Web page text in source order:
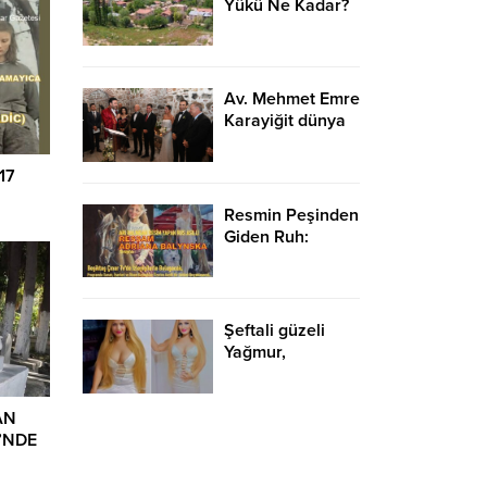
Yükü Ne Kadar?
Av. Mehmet Emre
Karayiğit dünya
Resmin Peşinden
Giden Ruh:
Yolculuğu…
Şeftali güzeli
Yağmur,